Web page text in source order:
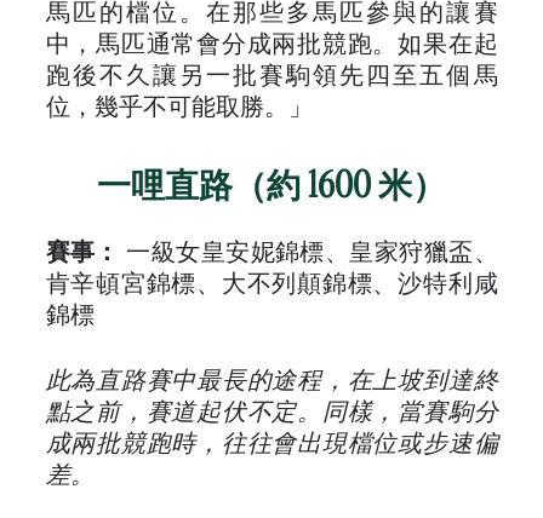
馬匹的檔位。在那些多馬匹參與的讓賽
中，馬匹通常會分成兩批競跑。如果在起
跑後不久讓另一批賽駒領先四至五個馬
位，幾乎不可能取勝。」
一哩直路（約 1600 米）
賽事：
一級女皇安妮錦標、皇家狩獵盃、
肯辛頓宮錦標、大不列顛錦標、沙特利咸
錦標
此為直路賽中最長的途程，在上坡到達終
點之前，賽道起伏不定。同樣，當賽駒分
成兩批競跑時，往往會出現檔位或步速偏
差。